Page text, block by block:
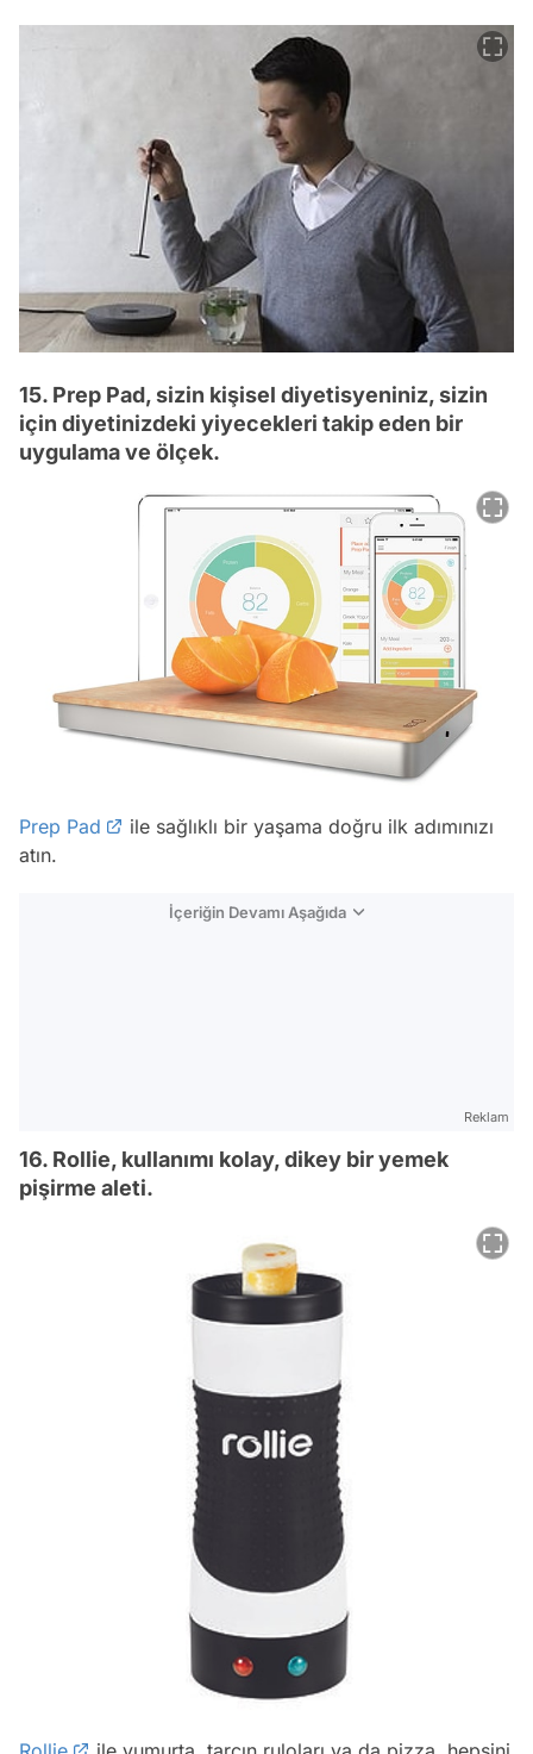
15. Prep Pad, sizin kişisel diyetisyeniniz, sizin
için diyetinizdeki yiyecekleri takip eden bir
uygulama ve ölçek.
Prep Pad
ile sağlıklı bir yaşama doğru ilk adımınızı
atın.
İçeriğin Devamı Aşağıda
Reklam
16. Rollie, kullanımı kolay, dikey bir yemek
pişirme aleti.